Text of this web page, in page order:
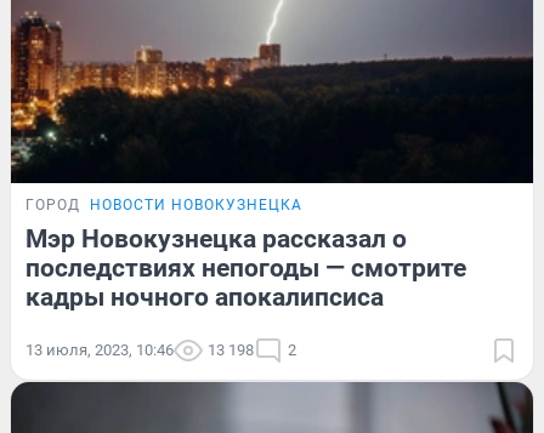
ГОРОД НОВОСТИ НОВОКУЗНЕЦКА
Мэр Новокузнецка рассказал о
последствиях непогоды — смотрите
кадры ночного апокалипсиса
13 июля, 2023, 10:46 13 198 2